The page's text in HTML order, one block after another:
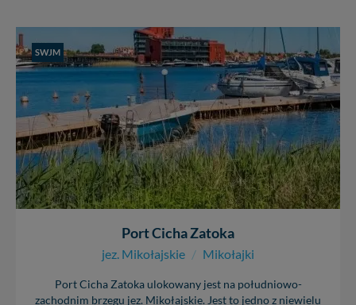
SWJM
Port Cicha Zatoka
jez. Mikołajskie / Mikołajki
Port Cicha Zatoka ulokowany jest na południowo-
zachodnim brzegu jez. Mikołajskie. Jest to jedno z niewielu